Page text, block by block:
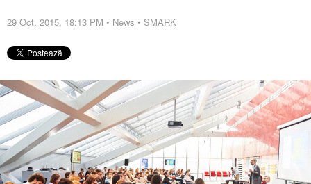
29 Oct. 2015, 18:13 PM • News • SMARK